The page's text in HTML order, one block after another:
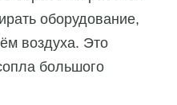
оборудование,
воздуха. Это
большого